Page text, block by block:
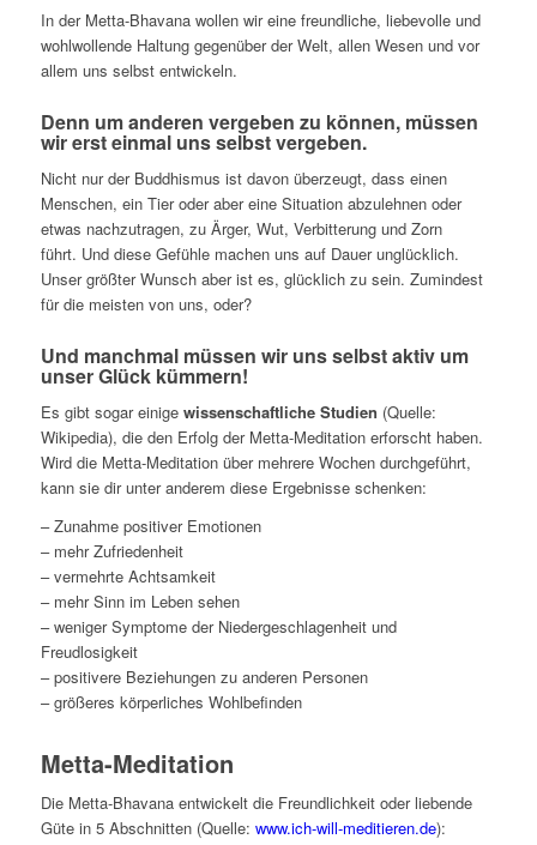
In der Metta-Bhavana wollen wir eine freundliche, liebevolle und
wohlwollende Haltung gegenüber der Welt, allen Wesen und vor
allem uns selbst entwickeln.
Denn um anderen vergeben zu können, müssen
wir erst einmal uns selbst vergeben.
Nicht nur der Buddhismus ist davon überzeugt, dass einen
Menschen, ein Tier oder aber eine Situation abzulehnen oder
etwas nachzutragen, zu Ärger, Wut, Verbitterung und Zorn
führt. Und diese Gefühle machen uns auf Dauer unglücklich.
Unser größter Wunsch aber ist es, glücklich zu sein. Zumindest
für die meisten von uns, oder?
Und manchmal müssen wir uns selbst aktiv um
unser Glück kümmern!
Es gibt sogar einige wissenschaftliche Studien (Quelle:
Wikipedia), die den Erfolg der Metta-Meditation erforscht haben.
Wird die Metta-Meditation über mehrere Wochen durchgeführt,
kann sie dir unter anderem diese Ergebnisse schenken:
– Zunahme positiver Emotionen
– mehr Zufriedenheit
– vermehrte Achtsamkeit
– mehr Sinn im Leben sehen
– weniger Symptome der Niedergeschlagenheit und
Freudlosigkeit
– positivere Beziehungen zu anderen Personen
– größeres körperliches Wohlbefinden
Metta-Meditation
Die Metta-Bhavana entwickelt die Freundlichkeit oder liebende
Güte in 5 Abschnitten (Quelle: www.ich-will-meditieren.de):